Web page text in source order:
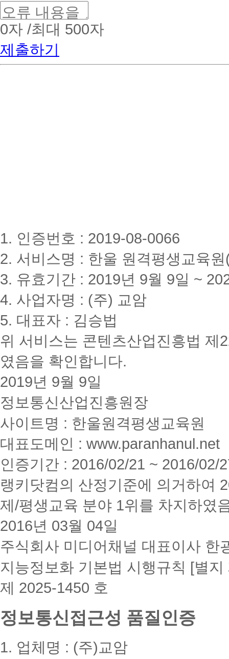
0자 /최대 500자
제출하기
1. 인증번호 : 2019-08-0066
2. 서비스명 : 한울 원격평생교육
3. 유효기간 : 2019년 9월 9일 ~
4. 사업자명 : (주) 교암
5. 대표자 : 김승법
위 서비스는 콘텐츠산업진흥법 제
였음을 확인합니다.
2019년 9월 9일
정보통신산업진흥원장
사이트명 : 한울원격평생교육원
대표도메인 : www.paranhanul.net
인증기간 : 2016/02/21 ~ 2016/02/
랭키닷컴의 산정기준에 의거하여
제/평생교육 분야 1위를 차지하였
2016년 03월 04일
주식회사 미디어채널 대표이사 한
지능정보화 기본법 시행규칙 [별지
제 2025-1450 호
정보통신접근성 품질인증
1. 업체명 : (주)교암